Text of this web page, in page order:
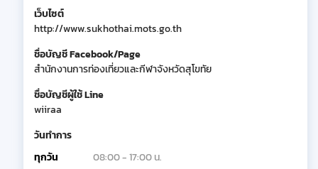
เว็บไซต์
http://www.sukhothai.mots.go.th
ชื่อบัญชี Facebook/Page
สำนักงานการท่องเที่ยวและกีฬาจังหวัดสุโขทัย
ชื่อบัญชีผู้ใช้ Line
wiiraa
วันทำการ
ทุกวัน
08:00 - 17:00 น.